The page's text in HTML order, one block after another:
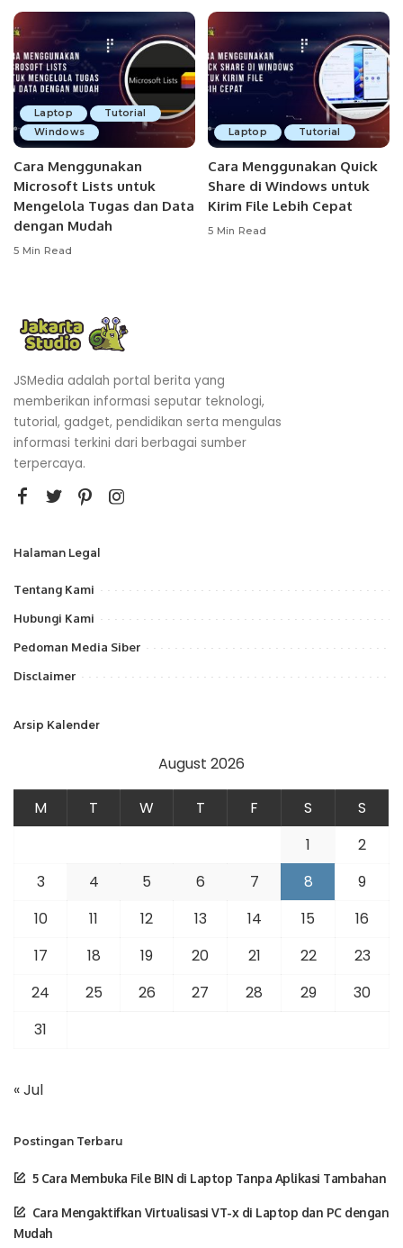
Laptop
Tutorial
Windows
Cara Menggunakan
Microsoft Lists untuk
Mengelola Tugas dan Data
dengan Mudah
5 Min Read
Laptop Tutorial
Cara Menggunakan Quick
Share di Windows untuk
Kirim File Lebih Cepat
5 Min Read
JSMedia adalah portal berita yang
memberikan informasi seputar teknologi,
tutorial, gadget, pendidikan serta mengulas
informasi terkini dari berbagai sumber
terpercaya.
Halaman Legal
Tentang Kami
Hubungi Kami
Pedoman Media Siber
Disclaimer
Arsip Kalender
August 2026
M T W T F S
S
1
2
3
4 5 6 7 8
9
10
11 12 13 14 15
16
17
18 19 20 21 22
23
24
25 26 27 28 29
30
31
« Jul
Postingan Terbaru
5 Cara Membuka File BIN di Laptop Tanpa Aplikasi Tambahan
Cara Mengaktifkan Virtualisasi VT-x di Laptop dan PC dengan
Mudah